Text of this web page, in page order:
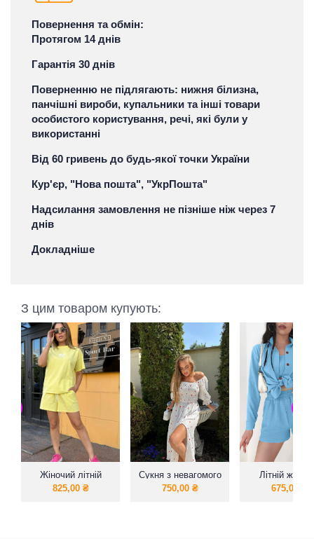
Повернення та обмін:
Протягом 14 днів
Гарантія 30 днів
Поверненню не підлягають: нижня білизна,
панчішні вироби, купальники та інші товари
особистого користування, речі, які були у
використанні
Від 60 гривень до будь-якої точки України
Кур'єр, "Нова пошта", "УкрПошта"
Надсилання замовлення не пізніше ніж через 7
днів
Докладніше
З цим товаром купують:
Жіночий літній
костюм вільного
825,00 ₴
Сукня з невагомого
бавовняного
750,00 ₴
Літній
костюм
675,00